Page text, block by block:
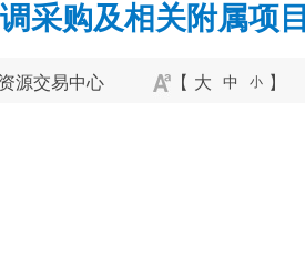
采购及相关附属项
源交易中心 【 大 中 小 】